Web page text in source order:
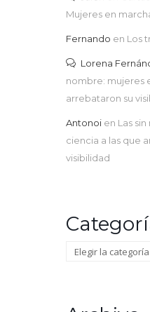
Mujeres en
Fernando en Los
Lorena
nombre: mujeres
arrebataron su
Antonoi en Las
ciencia a las que
visibilidad
Categorías